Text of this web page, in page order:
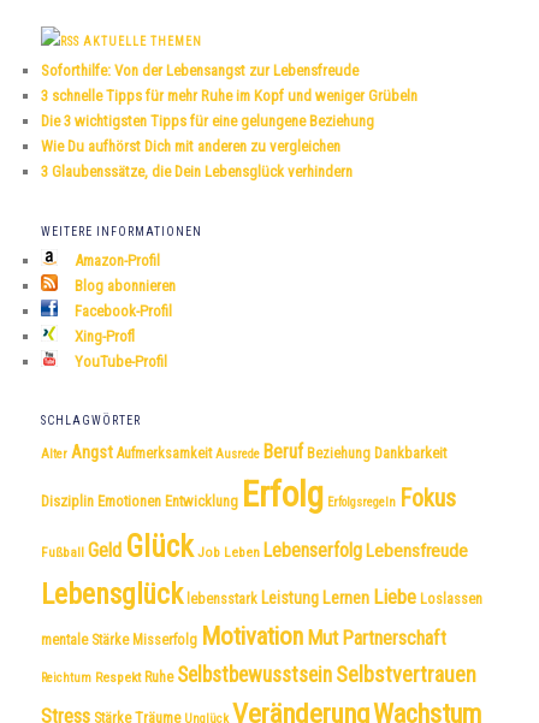
h
AKTUELLE THEMEN
Soforthilfe: Von der Lebensangst zur Lebensfreude
3 schnelle Tipps für mehr Ruhe im Kopf und weniger Grübeln
Die 3 wichtigsten Tipps für eine gelungene Beziehung
Wie Du aufhörst Dich mit anderen zu vergleichen
3 Glaubenssätze, die Dein Lebensglück verhindern
WEITERE INFORMATIONEN
Amazon-Profil
Blog abonnieren
Facebook-Profil
Xing-Profl
YouTube-Profil
SCHLAGWÖRTER
Alter Angst Aufmerksamkeit Ausrede Beruf Beziehung Dankbarkeit
Disziplin Emotionen Entwicklung Erfolg Erfolgsregeln Fokus
Fußball Geld Glück Job Leben Lebenserfolg Lebensfreude
Lebensglück lebensstark Leistung Lernen Liebe Loslassen
mentale Stärke Misserfolg Motivation Mut Partnerschaft
Reichtum Respekt Ruhe Selbstbewusstsein Selbstvertrauen
Stress Stärke Träume Unglück VeränderungWachstum